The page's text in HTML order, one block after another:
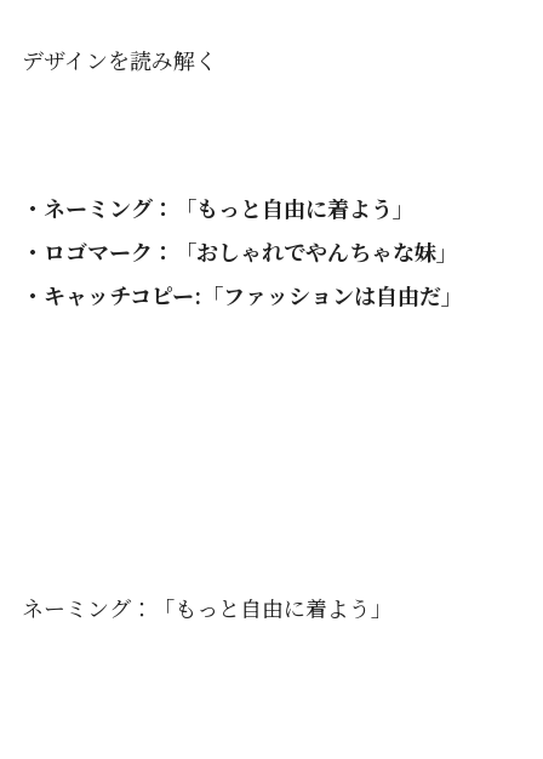
デザインを読み解く
・ネーミング：「もっと自由に着よう」
・ロゴマーク：「おしゃれでやんちゃな妹」
・キャッチコピー:「ファッションは自由だ」
ネーミング：「もっと自由に着よう」